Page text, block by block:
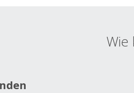
Wie